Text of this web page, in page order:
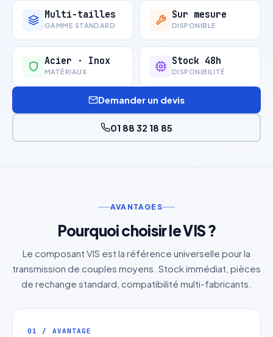
Multi-tailles
GAMME STANDARD
Sur mesure
DISPONIBLE
Acier · Inox
MATÉRIAUX
Stock 48h
DISPONIBILITÉ
Demander un devis
01 88 32 18 85
AVANTAGES
Pourquoi choisir le VIS ?
Le composant VIS est la référence universelle pour la
transmission de couples moyens. Stock immédiat, pièces
de rechange standard, compatibilité multi-fabricants.
01 / AVANTAGE